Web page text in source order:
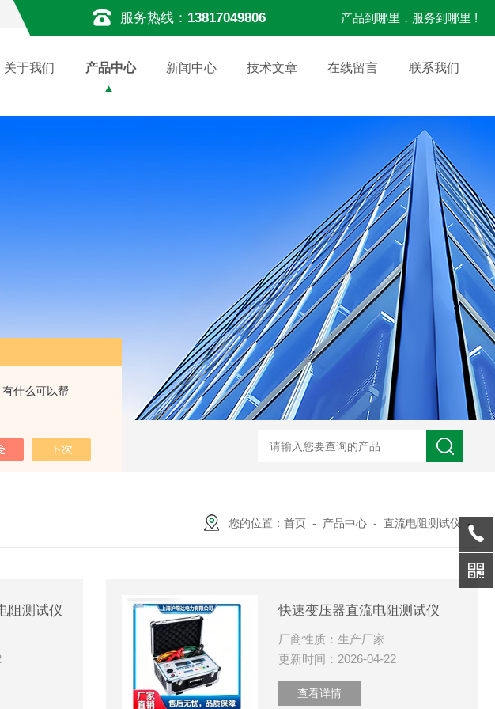
什么可以帮
服务热线： 13817049806 产品到哪里，服务到哪里 !
关于我们 产品中心 新闻中心 技术文章 在线留言 联系我们
型CS2077高压兆欧表校验仪 GM-5KV-20KV型可调高压兆欧表GM-5KV-20KV nl3203型
您的位置： 首页 - 产品中心 - 直流电阻测试仪 -
阻测试仪 快速变压器直流电阻测试仪
厂商性质：生产厂家
更新时间：2026-04-22
查看详情